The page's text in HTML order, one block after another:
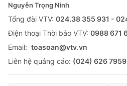
Nguyễn Trọng Ninh
Tổng đài VTV: 024.38 355 931 -
Ðiện thoại Thời báo VTV: 0988 671
Email: toasoan@vtv.vn
Liên hệ quảng cáo: (024) 626